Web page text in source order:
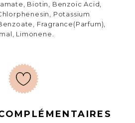
Biotin, Benzoic Acid,
Potassium
Fragrance(Parfum),
Limonene.